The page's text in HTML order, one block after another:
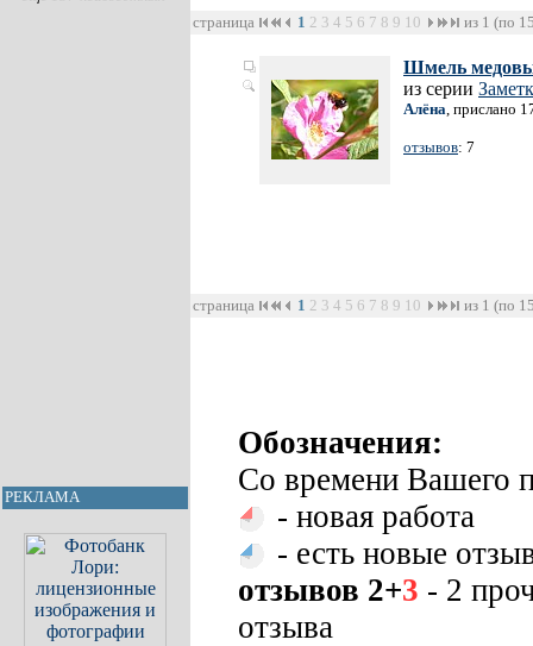
РЕКЛАМА
страница 1 2 3 4 5 6 7 8 9 10 из 1 (по
Шмель
из серии
Алёна, прислано
отзывов: 7
страница 1 2 3 4 5 6 7 8 9 10 из 1 (по
Обозначения:
Со времени Вашего
- новая работа
- есть новые
отзывов 2+3 - 2
отзыва